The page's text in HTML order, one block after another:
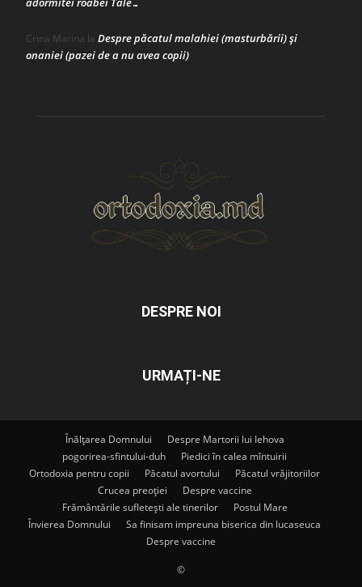
Crina Marina la Despre păcatul malahiei (masturbării) şi
onaniei (pazei de a nu avea copii)
DESPRE NOI
URMAȚI-NE
Înălțarea Domnului
Despre Martorii lui Iehova
pogorirea-sfintului-duh
Piedici în calea mîntuirii
Ortodoxia pentru copii
Păcatul avortului
Păcatul vrăjitoriilor
Crucea preoției
Despre vaccine
Frământările sufletești ale tinerilor
Postul Mare
Învierea Domnului
Sa finisam impreuna biserica din lucaseuca
Despre vaccine
©